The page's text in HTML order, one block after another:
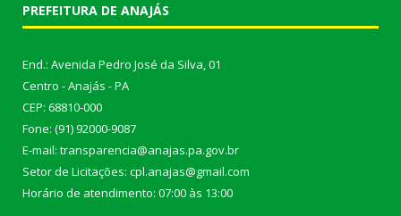
PREFEITURA DE ANAJÁS
End.: Avenida Pedro José da Silva, 01
Centro - Anajás - PA
CEP: 68810-000
Fone: (91) 92000-9087
E-mail: transparencia@anajas.pa.gov.br
Setor de Licitações: cpl.anajas@gmail.com
Horário de atendimento: 07:00 às 13:00